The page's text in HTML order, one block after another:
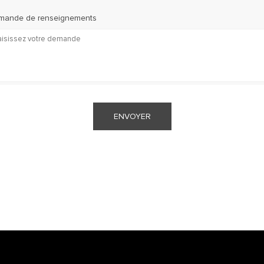
de renseignements
ENVOYER